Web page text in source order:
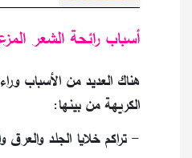
أسباب رائحة الشعر
هناك العديد من الأسباب
الكريهة من بينها:
- تراكم خلايا الجلد